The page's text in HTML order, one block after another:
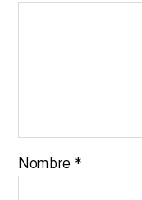
Nombre *